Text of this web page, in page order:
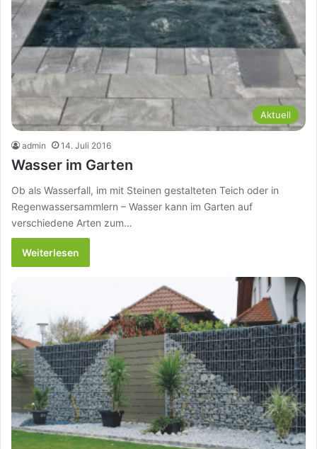
Aktuell
admin 14. Juli 2016
Wasser im Garten
Ob als Wasserfall, im mit Steinen gestalteten Teich oder in
Regenwassersammlern – Wasser kann im Garten auf
verschiedene Arten zum…
Weiterlesen